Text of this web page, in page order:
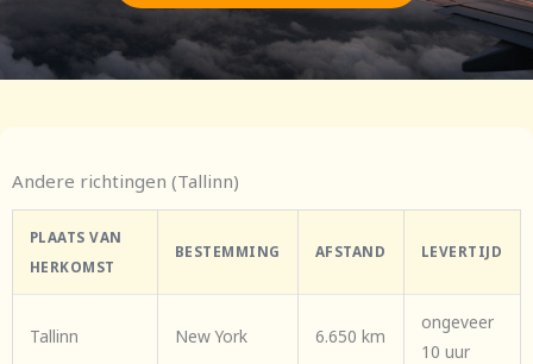
Andere richtingen (Tallinn)
PLAATS VAN
HERKOMST
BESTEMMING AFSTAND LEVERTIJD
Tallinn New York 6.650 km
ongeveer
10 uur